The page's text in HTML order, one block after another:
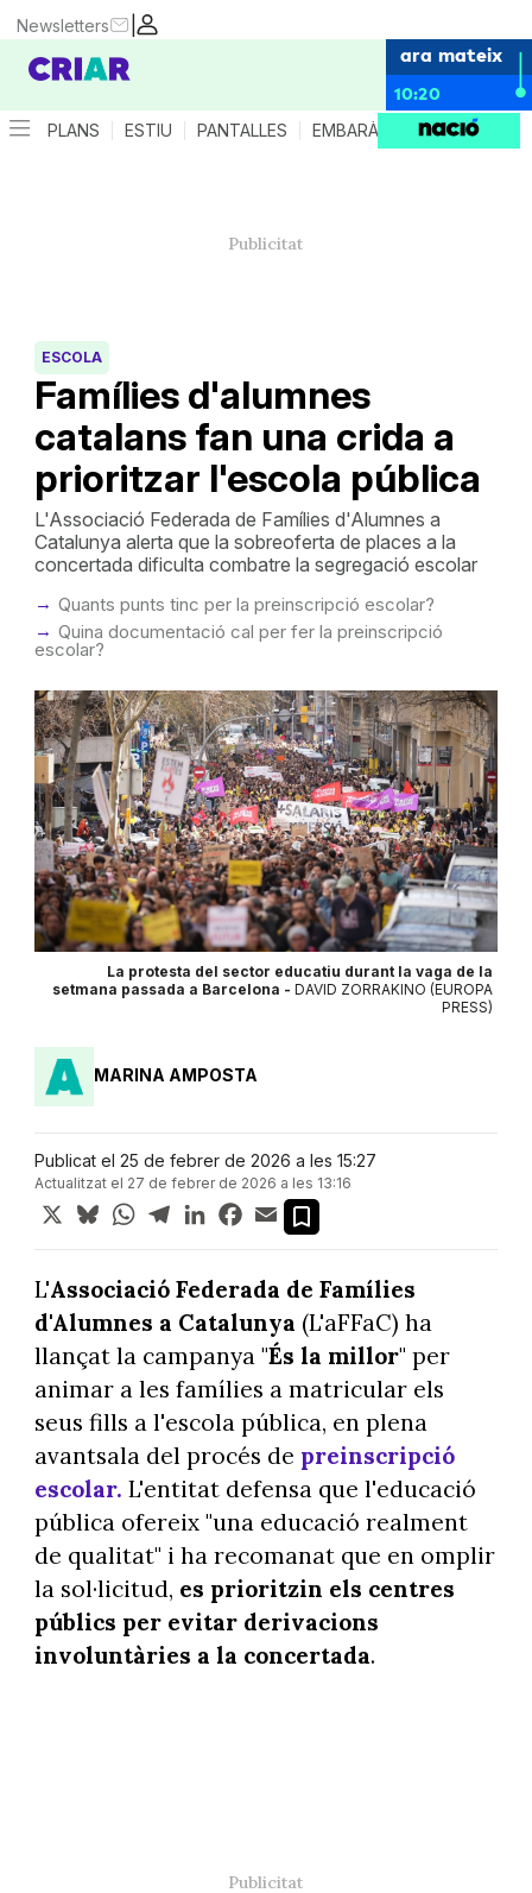
|
Newsletters
ara mateix
10:20
PLANS ESTIU PANTALLES EMBARÀS CRIANÇA
Famílies d'alumnes
catalans fan una crida a
prioritzar l'escola pública
ESCOLA
L'Associació Federada de Famílies d'Alumnes a
Catalunya alerta que la sobreoferta de places a la
concertada dificulta combatre la segregació escolar
Quants punts tinc per la preinscripció escolar?
Quina documentació cal per fer la preinscripció
escolar?
La protesta del sector educatiu durant la vaga de la
setmana passada a Barcelona - DAVID ZORRAKINO (EUROPA
PRESS)
MARINA AMPOSTA
Publicat el 25 de febrer de 2026 a les 15:27
Actualitzat el 27 de febrer de 2026 a les 13:16
X BlueskyWhatsApp
TelegramLinkedInFacebook
Email
L'Associació Federada de Famílies
d'Alumnes a Catalunya (L'aFFaC) ha
llançat la campanya "És la millor" per
animar a les famílies a matricular els
seus fills a l'escola pública, en plena
avantsala del procés de preinscripció
escolar. L'entitat defensa que l'educació
pública ofereix "una educació realment
de qualitat" i ha recomanat que en omplir
la sol·licitud, es prioritzin els centres
públics per evitar derivacions
involuntàries a la concertada.